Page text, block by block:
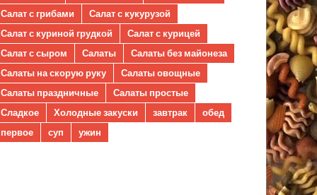
Салат с грибами
Салат с кукурузой
Салат с куриной грудкой
Салат с курицей
Салат с сыром
Салаты
Салаты без майонеза
Салаты на скорую руку
Салаты овощные
Салаты праздничные
Салаты простые
Сладкое
Холодные закуски завтрак
обед
первое
суп ужин